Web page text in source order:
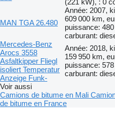
MAN TGA 26.480
Année: 2007,
609 000 km,
puissance:
carburant:
Mercedes-Benz
Arocs 3558
Asfaltkipper Fliegl
isoliert Temperatur
Anzeige Funk-
Année: 2018,
159 950 km,
puissance:
carburant:
Voir aussi
Camions de bitume en Mali
de bitume en France